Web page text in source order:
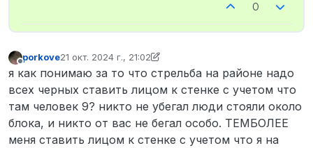
0
porkove21 окт. 2024 г., 21:02
отредактировано porkove
я как понимаю за то что стрельба на районе надо
всех черных ставить лицом к стенке с учетом что
там человек 9? никто не убегал люди стояли около
блока, и никто от вас не бегал особо. ТЕМБОЛЕЕ
меня ставить лицом к стенке с учетом что я на